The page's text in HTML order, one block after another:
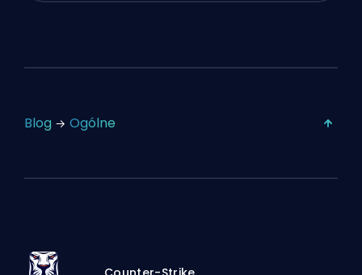
Blog Ogólne